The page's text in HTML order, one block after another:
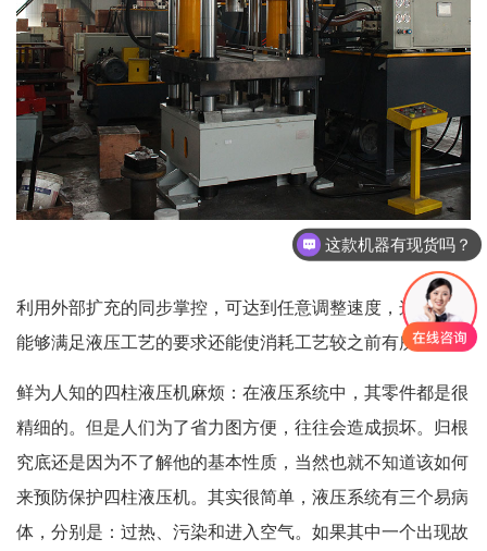
利用外部扩充的同步掌控，可达到任意调整速度，这样不仅
能够满足液压工艺的要求还能使消耗工艺较之前有所提升。
鲜为人知的四柱液压机麻烦：在液压系统中，其零件都是很
精细的。但是人们为了省力图方便，往往会造成损坏。归根
究底还是因为不了解他的基本性质，当然也就不知道该如何
来预防保护四柱液压机。其实很简单，液压系统有三个易病
体，分别是：过热、污染和进入空气。如果其中一个出现故
这款机器有现货吗？